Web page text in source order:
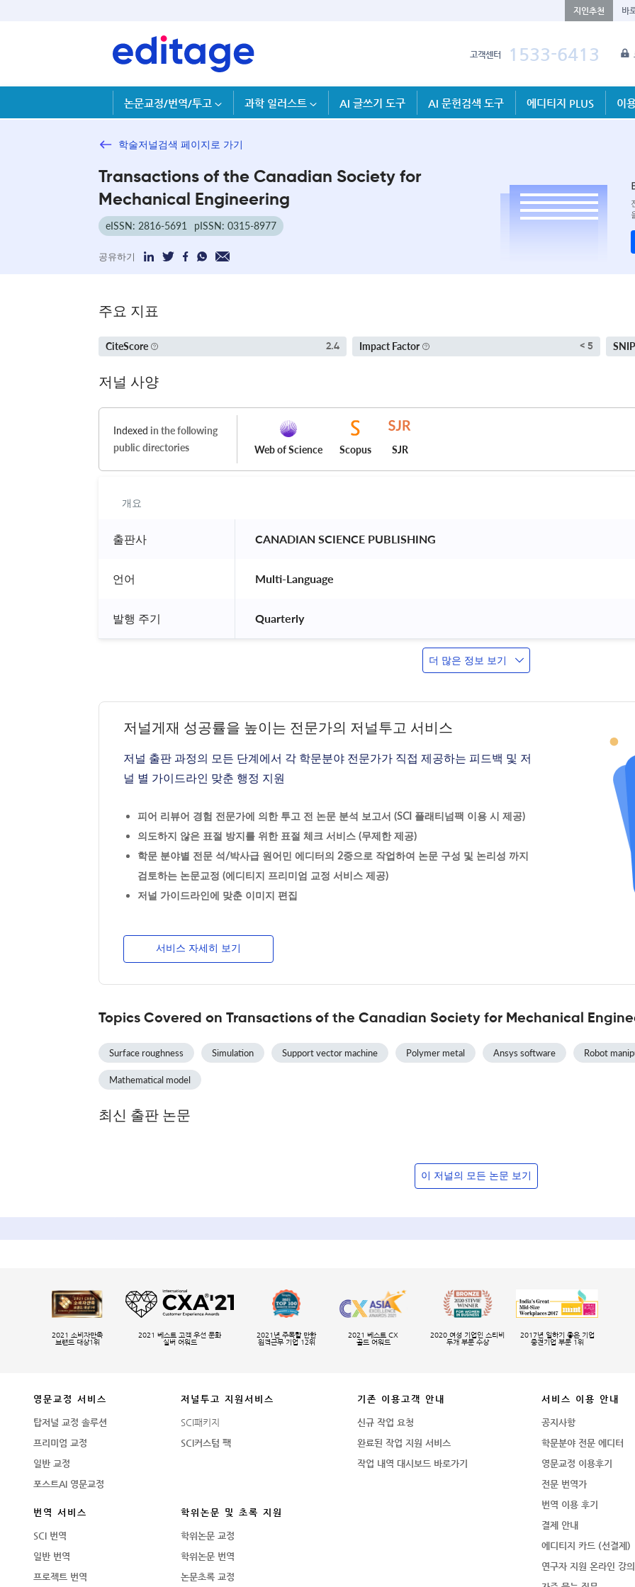
지인추천 바
고객센터 1533-6413
논문교정/번역/투고 과학 일러스트 AI 글쓰기 도구 AI 문헌검색 도구 에디티지 PLUS 이
학술저널검색 페이지로 가기
Transactions of the Canadian Society for
Mechanical Engineering
eISSN: 2816-5691 pISSN: 0315-8977
공유하기
주요 지표
CiteScore 2.4 Impact Factor < 5 SNIP
저널 사양
Indexed in the following
public directories
Web of Science Scopus SJR
개요
출판사 CANADIAN SCIENCE PUBLISHING
언어 Multi-Language
발행 주기 Quarterly
더 많은 정보 보기
저널게재 성공률을 높이는 전문가의 저널투고 서비스
저널 출판 과정의 모든 단계에서 각 학문분야 전문가가 직접 제공하는 피드백 및 저
널 별 가이드라인 맞춘 행정 지원
피어 리뷰어 경험 전문가에 의한 투고 전 논문 분석 보고서 (SCI 플래티넘팩 이용 시 제공)
의도하지 않은 표절 방지를 위한 표절 체크 서비스 (무제한 제공)
학문 분야별 전문 석/박사급 원어민 에디터의 2중으로 작업하여 논문 구성 및 논리성 까지
검토하는 논문교정 (에디티지 프리미엄 교정 서비스 제공)
저널 가이드라인에 맞춘 이미지 편집
서비스 자세히 보기
Topics Covered on Transactions of the Canadian Society for Mechanical
Surface roughness Simulation Support vector machine Polymer metal Ansys software Robot
Mathematical model
최신 출판 논문
이 저널의 모든 논문 보기